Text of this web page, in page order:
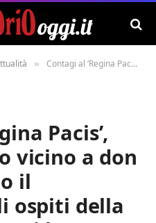
» Contagi al ‘Regina Pacis’, Zaccaria: ‘Sono vicino a don Sandro, a tutto il personale, agli ospiti della casa di riposo e ai loro familiari’
Pacis’,
vicino a don
il
ospiti della